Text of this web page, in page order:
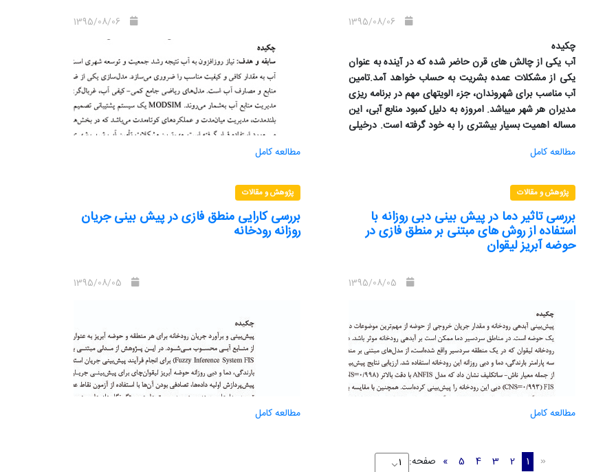
منطقه بندی موجود در مدل MODSIM بررسی شده است،
که جمعیت بیشتر شهر در آن قسمت میباشد مقدار آسیب
پذیری سیستم به m3/day 8449 افزایش و اعتمادپذیری
سیستم به 29 درصد کاهش می یابد ،در نتیجه باید تصمیم
های کاربردی تری برای قسمت های حساس تر اتخاذ کرد.
راهکارهایی مناسب برای تامین نیاز سالهای آتی در نظر گرفته
چکیده
آب یکی از چالش های قرن حاضر شده که در آینده به عنوان
یکی از مشکلات عمده بشریت به حساب خواهد آمد.تامین
آب مناسب برای شهروندان، جزء الویتهای مهم در برنامه ریزی
مدیران هر شهر میباشد. امروزه به دلیل کمبود منابع آبی، این
مساله اهمیت بسیار بیشتری را به خود گرفته است. درخیلی
مساله تبدیل به یک مساله بسیار مهم و حتی بحرانی شده
گرگان، پتانسیل آبی و پتانسیل مصرفی شهر شناخته شود.
برای مصرف و استفاده صحیح از آب منطقه با توجه به اینکه
بیشتر آب مصرفی شهر از آب زیرزمینی بوده و در سطح سفره
آب زیرزمینی ما افت قابل ملاحظهای داریم راهکارهایی
مناسب برای سالهای آتی داده شود.
مطالعه کامل مطالعه کامل
پژوهش و مقالات
بررسی تاثیر دما در پیش بینی دبی روزانه با
استفاده از روش های مبتنی بر منطق فازی در
حوضه آبریز لیقوان
مطالعه کامل
پژوهش و مقالات
بررسی کارایی منطق فازی در پیش بینی جریان
روزانه رودخانه
مطالعه کامل
«
1
2
3
4
5
» صفحه: